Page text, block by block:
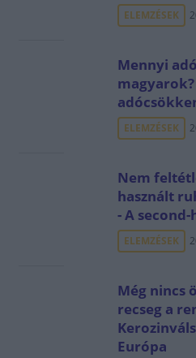
ELEMZÉSEK
Mennyi
ELEMZÉSEK
Nem
használt
- A
ELEMZÉSEK
Még nincs
recseg a
Európa